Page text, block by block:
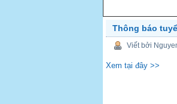
Thông báo
Viết bởi
Xem tại đây >>